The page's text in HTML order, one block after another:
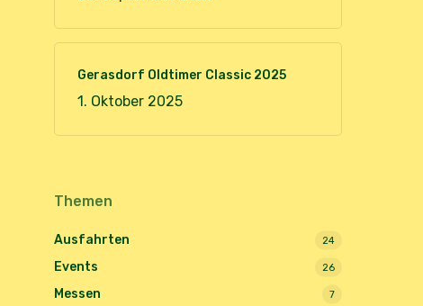
Gerasdorf Oldtimer Classic 2025
1. Oktober 2025
Themen
Ausfahrten 24
Events 26
Messen 7